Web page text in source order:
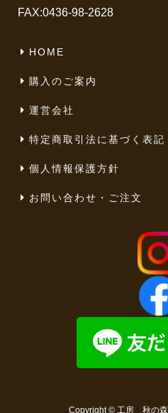
FAX:0436-98-2628
HOME
購入のご案内
運営会社
特定商取引法に基づく表記
個人情報保護方針
お問い合わせ・ご注文
Copyright © 工房 秋の森